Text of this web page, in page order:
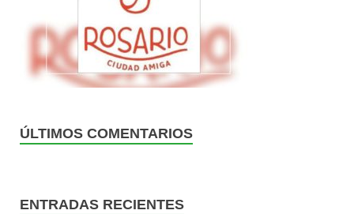
ÚLTIMOS COMENTARIOS
ENTRADAS RECIENTES